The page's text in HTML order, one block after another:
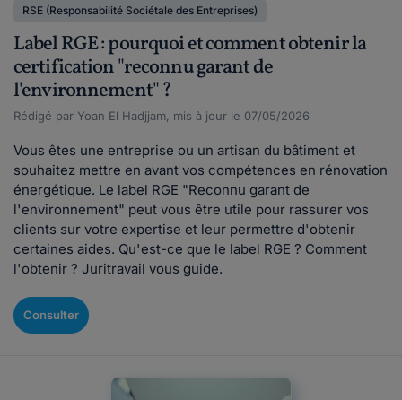
RSE (Responsabilité Sociétale des Entreprises)
Label RGE : pourquoi et comment obtenir la
certification "reconnu garant de
l'environnement" ?
Rédigé par Yoan El Hadjjam, mis à jour le 07/05/2026
Vous êtes une entreprise ou un artisan du bâtiment et
souhaitez mettre en avant vos compétences en rénovation
énergétique. Le label RGE "Reconnu garant de
l'environnement" peut vous être utile pour rassurer vos
clients sur votre expertise et leur permettre d'obtenir
certaines aides. Qu'est-ce que le label RGE ? Comment
l'obtenir ? Juritravail vous guide.
Consulter